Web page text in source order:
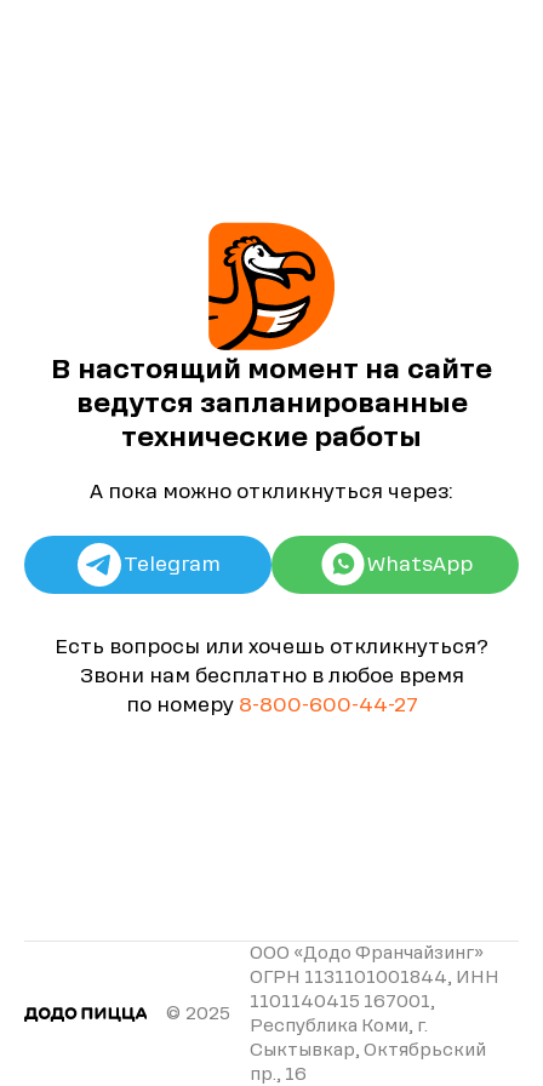
В настоящий момент на сайте
ведутся запланированные
технические работы
А пока можно откликнуться через:
Telegram WhatsApp
Есть вопросы или хочешь откликнуться?
Звони нам бесплатно в любое время
по номеру 8-800-600-44-27
© 2025
ООО «Додо Франчайзинг»
ОГРН 1131101001844, ИНН
1101140415 167001,
Республика Коми, г.
Сыктывкар, Октябрьский
пр., 16